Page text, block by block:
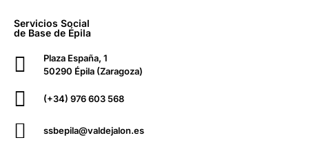
Servicios Social
de Base de Épila
Plaza España, 1
50290 Épila (Zaragoza)
(+34) 976 603 568
ssbepila@valdejalon.es